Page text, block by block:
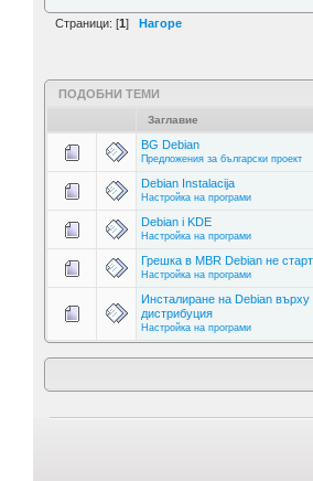
Страници: [1] Нагоре
ПОДОБНИ ТЕМИ
Заглавие
BG Debian
Предложения за български проект
Debian Instalacija
Настройка на програми
Debian i KDE
Настройка на програми
Грешка в MBR Debian не
Настройка на програми
Инсталиране на Debian
дистрибуция
Настройка на програми